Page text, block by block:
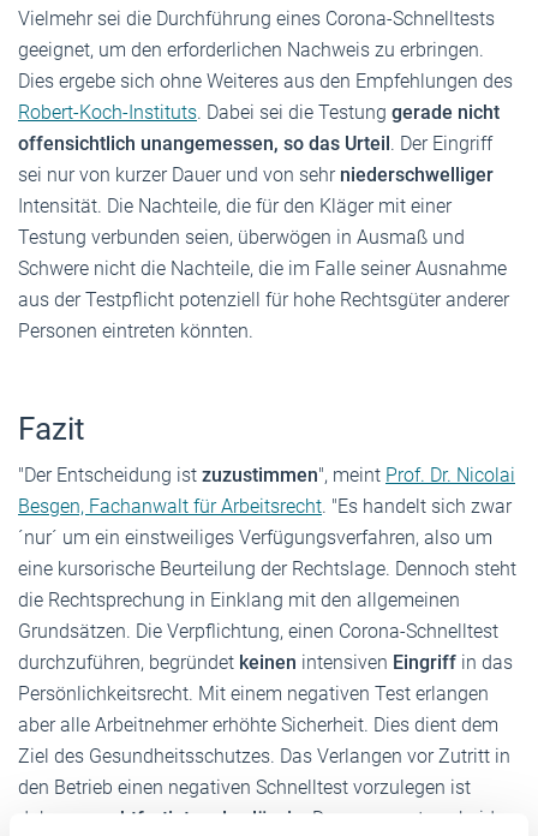
Vielmehr sei die Durch­führung eines Corona-Schnell­tests
geeignet, um den erfor­der­lichen Nachweis zu erbringen.
Dies ergebe sich ohne Weiteres aus den Empfeh­lungen des
Robert-Koch-Instituts. Dabei sei die Testung gerade nicht
offen­sichtlich unange­messen, so das Urteil. Der Eingriff
sei nur von kurzer Dauer und von sehr nieder­schwel­liger
Inten­sität. Die Nachteile, die für den Kläger mit einer
Testung verbunden seien, überwögen in Ausmaß und
Schwere nicht die Nachteile, die im Falle seiner Ausnahme
aus der Testpflicht poten­ziell für hohe Rechts­güter anderer
Personen eintreten könnten.
Fazit
"Der Entscheidung ist zuzustimmen", meint Prof. Dr. Nicolai
Besgen, Fachanwalt für Arbeitsrecht. "Es handelt sich zwar
´nur´ um ein einst­wei­liges Verfü­gungs­ver­fahren, also um
eine kurso­rische Beurteilung der Rechtslage. Dennoch steht
die Recht­spre­chung in Einklang mit den allge­meinen
Grund­sätzen. Die Verpflichtung, einen Corona-Schnelltest
durch­zu­führen, begründet keinen inten­siven Eingriff in das
Persön­lich­keits­recht. Mit einem negativen Test erlangen
aber alle Arbeit­nehmer erhöhte Sicherheit. Dies dient dem
Ziel des Gesund­heits­schutzes. Das Verlangen vor Zutritt in
den Betrieb einen negativen Schnelltest vorzu­legen ist
daher
gerecht­fertigt und zulässig
. Davon zu unter­scheiden